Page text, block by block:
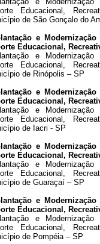
Educacional,
de São Gonçalo do
e
Educacional,
e
Educacional,
de Rinópolis – SP
e
Educacional,
e
Educacional,
de Iacri - SP
e
Educacional,
e
Educacional,
de Guaraçaí – SP
e
Educacional,
e
Educacional,
de Pompéia – SP